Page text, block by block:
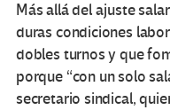
Más allá del ajuste
duras condiciones
dobles turnos y que
porque “con un solo
secretario sindical,